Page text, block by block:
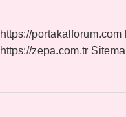
https://portakalforum.com
https://zepa.com.tr